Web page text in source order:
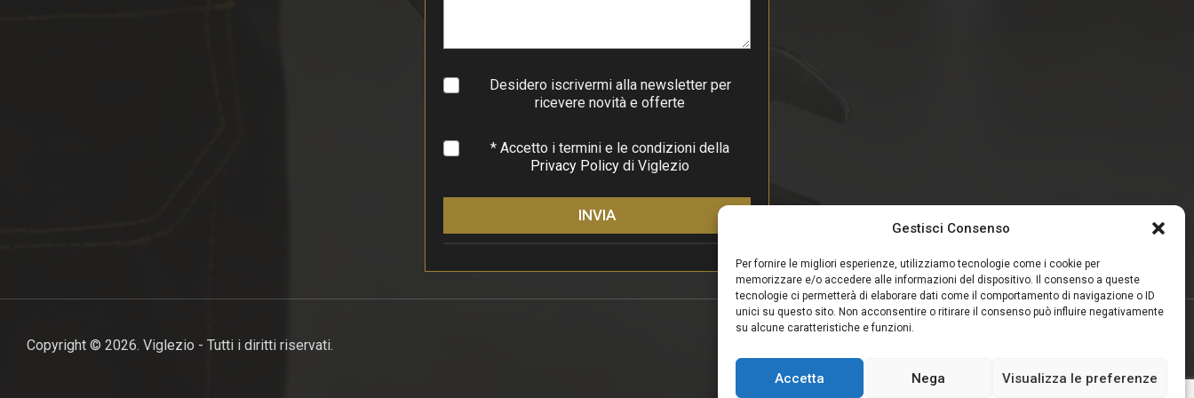
Gestisci Consenso
Per fornire le migliori esperienze, utilizziamo tecnologie come i cookie per
memorizzare e/o accedere alle informazioni del dispositivo. Il consenso a queste
tecnologie ci permetterà di elaborare dati come il comportamento di navigazione o ID
unici su questo sito. Non acconsentire o ritirare il consenso può influire negativamente
su alcune caratteristiche e funzioni.
Accetta Nega Visualizza le preferenze
g
a
f
Desidero iscrivermi alla newsletter per
ricevere novità e offerte
*
* Accetto i termini e le condizioni della
Privacy Policy di Viglezio
INVIA
Copyright © 2026. Viglezio - Tutti i diritti riservati.